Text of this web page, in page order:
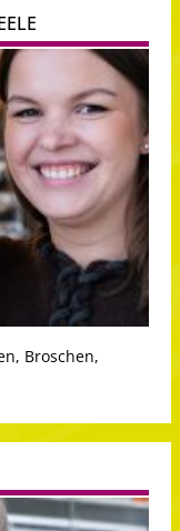
Broschen,